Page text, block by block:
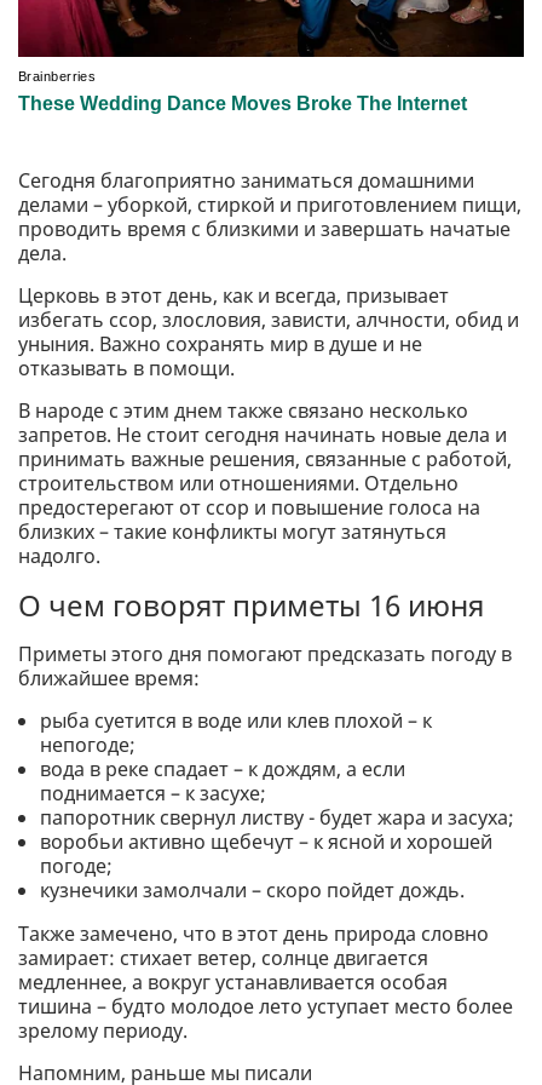
Сегодня благоприятно заниматься домашними
делами – уборкой, стиркой и приготовлением пищи,
проводить время с близкими и завершать начатые
дела.
Церковь в этот день, как и всегда, призывает
избегать ссор, злословия, зависти, алчности, обид и
уныния. Важно сохранять мир в душе и не
отказывать в помощи.
В народе с этим днем ​​также связано несколько
запретов. Не стоит сегодня начинать новые дела и
принимать важные решения, связанные с работой,
строительством или отношениями. Отдельно
предостерегают от ссор и повышение голоса на
близких – такие конфликты могут затянуться
надолго.
О чем говорят приметы 16 июня
Приметы этого дня помогают предсказать погоду в
ближайшее время:
рыба суетится в воде или клев плохой – к
непогоде;
вода в реке спадает – к дождям, а если
поднимается – к засухе;
папоротник свернул листву - будет жара и засуха;
воробьи активно щебечут – к ясной и хорошей
погоде;
кузнечики замолчали – скоро пойдет дождь.
Также замечено, что в этот день природа словно
замирает: стихает ветер, солнце двигается
медленнее, а вокруг устанавливается особая
тишина – будто молодое лето уступает место более
зрелому периоду.
Напомним, раньше мы писали